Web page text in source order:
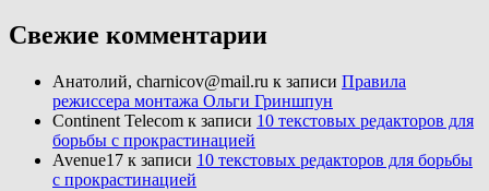
Свежие комментарии
Анатолий, charnicov@mail.ru к записи Правила
режиссера монтажа Ольги Гриншпун
Continent Telecom к записи 10 текстовых редакторов для
борьбы с прокрастинацией
Avenue17 к записи 10 текстовых редакторов для борьбы
с прокрастинацией